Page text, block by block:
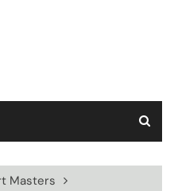
Masters